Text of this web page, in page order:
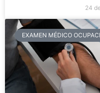
24
EXAMEN MÉDICO